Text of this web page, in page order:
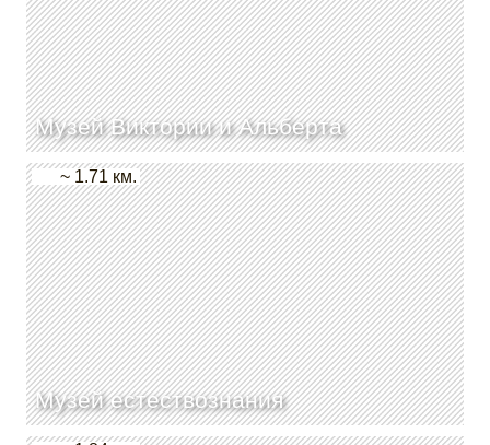
Музей Виктории и Альберта
Музей естествознания
~ 1.71 км.